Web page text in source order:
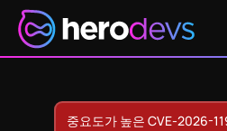
중요도가 높은 CVE-2026-